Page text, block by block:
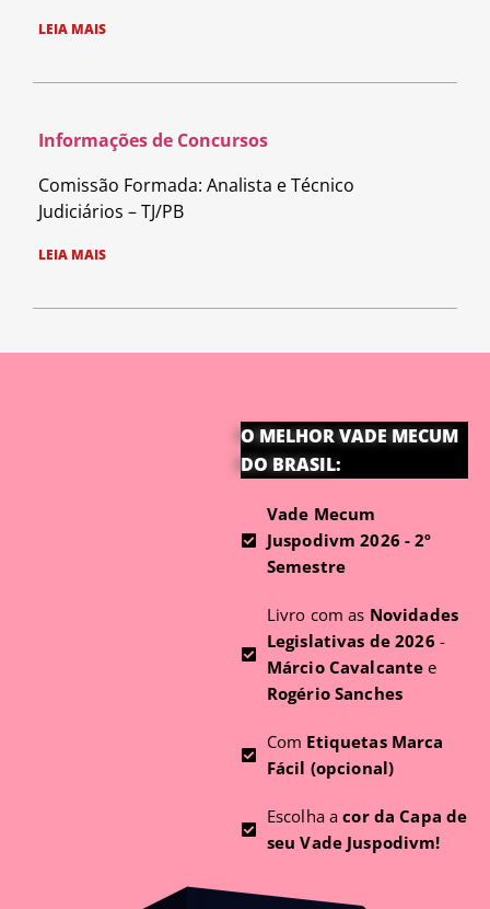
LEIA MAIS
Informações de Concursos
Comissão Formada: Analista e Técnico
Judiciários – TJ/PB
LEIA MAIS
O MELHOR VADE MECUM
DO BRASIL:
Vade Mecum
Juspodivm 2026 - 2º
Semestre
Livro com as Novidades
Legislativas de 2026 -
Márcio Cavalcante e
Rogério Sanches
Com Etiquetas Marca
Fácil (opcional)
Escolha acor da Capa de
seu Vade Juspodivm!